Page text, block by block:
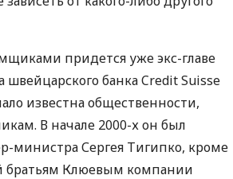
придется уже экс-главе
швейцарского банка Credit Suisse
известна общественности,
В начале 2000-х он был
министра Сергея Тигипко, кроме
братьям Клюевым компании